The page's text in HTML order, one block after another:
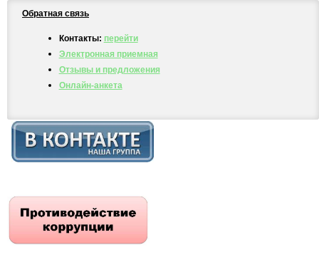
Обратная связь
Контакты: перейти
Электронная приемная
Отзывы и предложения
Онлайн-анкета